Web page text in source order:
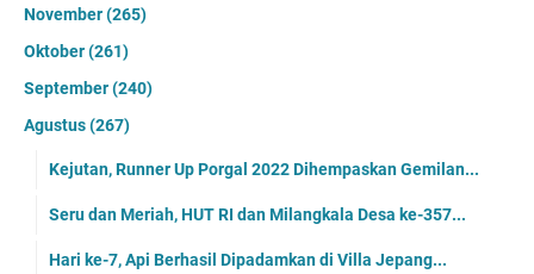
November(265)
Oktober(261)
September(240)
Agustus(267)
Kejutan, Runner Up Porgal 2022 Dihempaskan Gemilan...
Seru dan Meriah, HUT RI dan Milangkala Desa ke-357...
Hari ke-7, Api Berhasil Dipadamkan di Villa Jepang...